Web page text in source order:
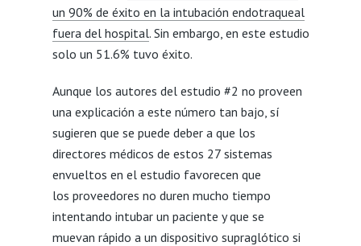
un 90% de éxito en la intubación endotraqueal
fuera del hospital. Sin embargo, en este estudio
solo un 51.6% tuvo éxito.
Aunque los autores del estudio #2 no proveen
una explicación a este número tan bajo, sí
sugieren que se puede deber a que los
directores médicos de estos 27 sistemas
envueltos en el estudio favorecen que
los proveedores no duren mucho tiempo
intentando intubar un paciente y que se
muevan rápido a un dispositivo supraglótico si